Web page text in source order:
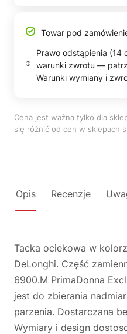
Towar pod
Prawo odstąpienia (14
warunki zwrotu — patrz
Warunki wymiany i
Cena jest ważna tylko dla
się różnić od cen w sklepach
Opis Recenzje
Tacka ociekowa w
DeLonghi. Część
6900.M PrimaDonna
jest do zbierania
parzenia. Dostarczana
Wymiary i design